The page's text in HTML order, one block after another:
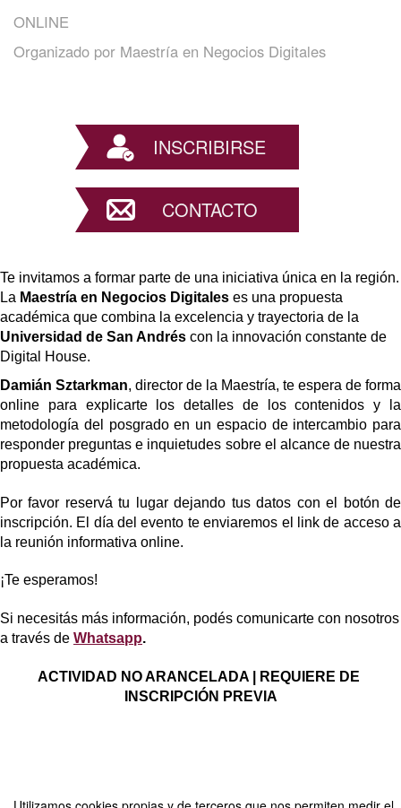
ONLINE
Organizado por Maestría en Negocios Digitales
INSCRIBIRSE
CONTACTO
Te invitamos a formar parte de una iniciativa única en la región.
La Maestría en Negocios Digitales es una propuesta
Universidad de San Andrés con la innovación constante de
Digital House.
Damián Sztarkman, director de la Maestría, te espera de forma
online para explicarte los detalles de los contenidos y la
metodología del posgrado en un espacio de intercambio para
responder preguntas e inquietudes sobre el alcance de nuestra
propuesta académica.
Por favor reservá tu lugar dejando tus datos con el botón de
inscripción. El día del evento te enviaremos el link de acceso a
la reunión informativa online.
¡Te esperamos!
Si necesitás más información, podés comunicarte con nosotros
a través de Whatsapp.
ACTIVIDAD NO ARANCELADA | REQUIERE DE
INSCRIPCIÓN PREVIA